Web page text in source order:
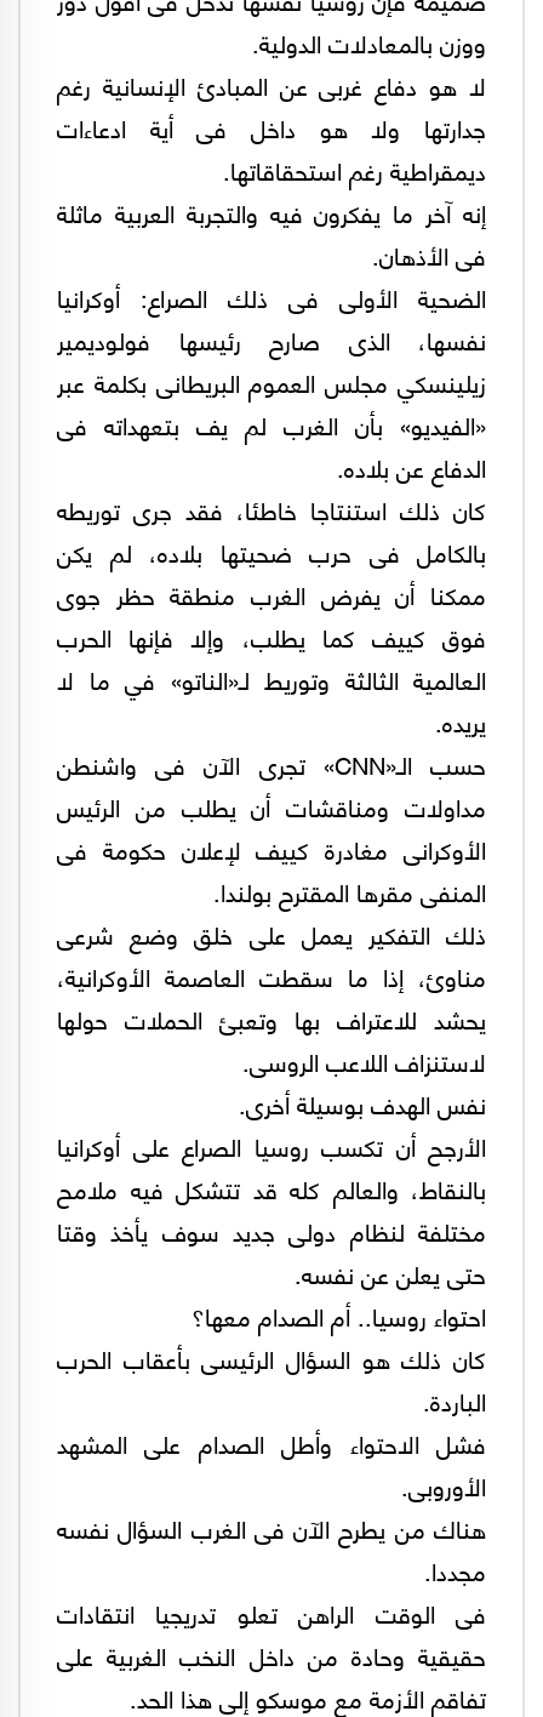
ووزن بالمعادلات الدولية.
لا هو دفاع غربى عن المبادئ الإنسانية رغم
جدارتها ولا هو داخل فى أية ادعاءات
ديمقراطية رغم استحقاقاتها.
إنه آخر ما يفكرون فيه والتجربة العربية ماثلة
فى الأذهان.
الضحية الأولى فى ذلك الصراع: أوكرانيا
نفسها، الذى صارح رئيسها فولوديمير
زيلينسكي مجلس العموم البريطانى بكلمة عبر
«الفيديو» بأن الغرب لم يف بتعهداته فى
الدفاع عن بلاده.
كان ذلك استنتاجا خاطئا، فقد جرى توريطه
بالكامل فى حرب ضحيتها بلاده، لم يكن
ممكنا أن يفرض الغرب منطقة حظر جوى
فوق كييف كما يطلب، وإلا فإنها الحرب
العالمية الثالثة وتوريط لـ«الناتو» في ما لا
يريده.
حسب الـ«CNN» تجرى الآن فى واشنطن
مداولات ومناقشات أن يطلب من الرئيس
الأوكرانى مغادرة كييف لإعلان حكومة فى
المنفى مقرها المقترح بولندا.
ذلك التفكير يعمل على خلق وضع شرعى
مناوئ، إذا ما سقطت العاصمة الأوكرانية،
يحشد للاعتراف بها وتعبئ الحملات حولها
لاستنزاف اللاعب الروسى.
نفس الهدف بوسيلة أخرى.
الأرجح أن تكسب روسيا الصراع على أوكرانيا
بالنقاط، والعالم كله قد تتشكل فيه ملامح
مختلفة لنظام دولى جديد سوف يأخذ وقتا
حتى يعلن عن نفسه.
احتواء روسيا.. أم الصدام معها؟
كان ذلك هو السؤال الرئيسى بأعقاب الحرب
الباردة.
فشل الاحتواء وأطل الصدام على المشهد
الأوروبى.
هناك من يطرح الآن فى الغرب السؤال نفسه
مجددا.
فى الوقت الراهن تعلو تدريجيا انتقادات
حقيقية وحادة من داخل النخب الغربية على
تفاقم الأزمة مع موسكو إلى هذا الحد.